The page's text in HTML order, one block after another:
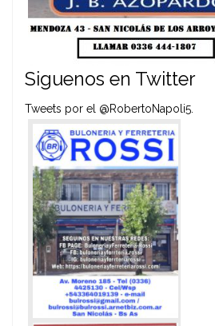
Siguenos en Twitter
Tweets por el @RobertoNapoli5.